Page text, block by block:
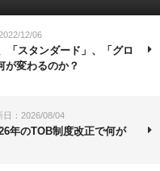
12/06
「スタンダード」、「グロ
が変わるのか？
日：2026/08/04
年のTOB制度改正で何が